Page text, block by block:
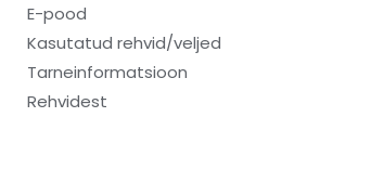
E-pood
Kasutatud rehvid/veljed
Tarneinformatsioon
Rehvidest